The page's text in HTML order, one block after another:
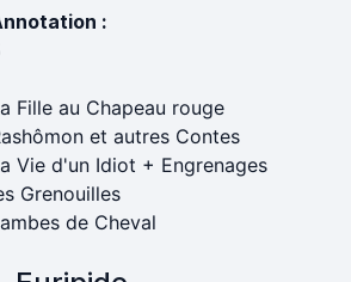
:
Fille au Chapeau rouge
et autres Contes
Vie d'un Idiot + Engrenages
Grenouilles
de Cheval